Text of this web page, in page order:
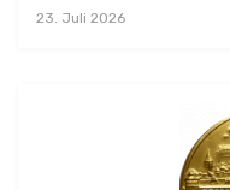
23. Juli 2026